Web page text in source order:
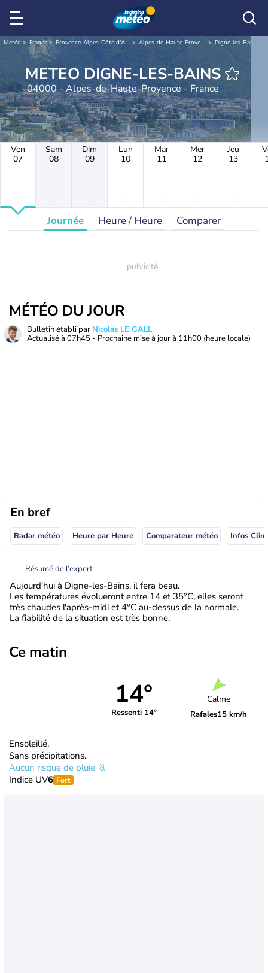
Météo France Provence-Alpes-Côte d'Azur Alpes-de-Haute-Provence Digne-les-Bains
METEO DIGNE-LES-BAINS
04000 - Alpes-de-Haute-Provence - France
Ven
07
-
-
Sam
08
-
-
Dim
09
-
-
Lun
10
-
-
Mar
11
-
-
Mer
12
-
-
Jeu
13
-
-
Journée Heure / Heure Comparer
MÉTÉO DU JOUR
Bulletin établi par Nicolas LE GALL
Actualisé à 07h45 - Prochaine mise à jour à 11h00 (heure locale)
En bref
Radar météo Heure par Heure Comparateur météo Infos
Résumé de l’expert
Aujourd'hui à Digne-les-Bains, il fera beau.
Les températures évolueront entre 14 et 35°C, elles seront
très chaudes l'après-midi et 4°C au-dessus de la normale.
La fiabilité de la situation est très bonne.
Ce matin
14°
Ressenti 14°
Calme
Rafales15 km/h
Ensoleillé.
Sans précipitations.
Aucun risque de pluie
Indice UV6 Fort